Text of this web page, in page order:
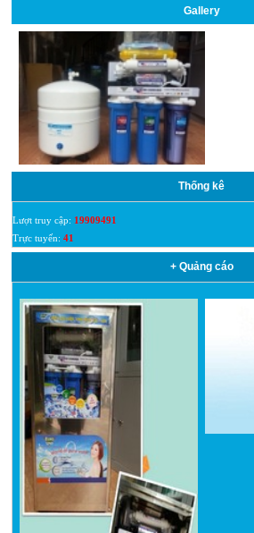
Gallery
Thống kê
Lượt truy cập: 19909491
Trực tuyến: 41
+ Quảng cáo